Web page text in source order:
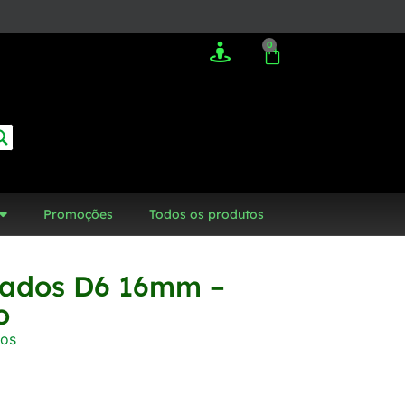
0
Promoções Todos os produtos
D6 16mm –